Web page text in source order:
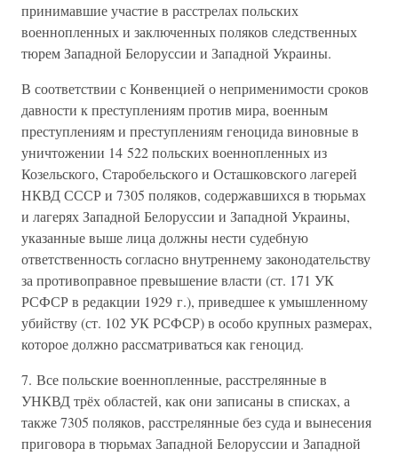
принимавшие участие в расстрелах польских
военнопленных и заключенных поляков следственных
тюрем Западной Белоруссии и Западной Украины.
В соответствии с Конвенцией о неприменимости сроков
давности к преступлениям против мира, военным
преступлениям и преступлениям геноцида виновные в
уничтожении 14 522 польских военнопленных из
Козельского, Старобельского и Осташковского лагерей
НКВД СССР и 7305 поляков, содержавшихся в тюрьмах
и лагерях Западной Белоруссии и Западной Украины,
указанные выше лица должны нести судебную
ответственность согласно внутреннему законодательству
за противоправное превышение власти (ст. 171 УК
РСФСР в редакции 1929 г.), приведшее к умышленному
убийству (ст. 102 УК РСФСР) в особо крупных размерах,
которое должно рассматриваться как геноцид.
7. Все польские военнопленные, расстрелянные в
УНКВД трёх областей, как они записаны в списках, а
также 7305 поляков, расстрелянные без суда и вынесения
приговора в тюрьмах Западной Белоруссии и Западной